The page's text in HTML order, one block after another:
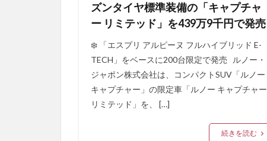
ズンタイヤ標準装備の「キャプチャ
ー リミテッド」を439万9千円で発売
❄️ 「エスプリ アルピーヌ フルハイブリッド E-
TECH」をベースに200台限定で発売 ルノー・
ジャポン株式会社は、コンパクトSUV「ルノー
キャプチャー」の限定車「ルノー キャプチャー
リミテッド」を、 […]
続きを読む